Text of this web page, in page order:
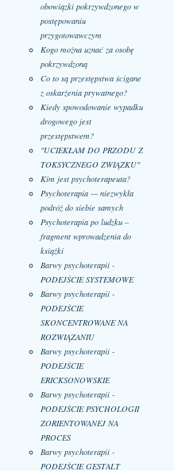
obowiązki pokrzywdzonego w
postępowaniu
przygotowawczym
Kogo można uznać za osobę
pokrzywdzoną
Co to są przestępstwa ścigane
z oskarżenia prywatnego?
Kiedy spowodowanie wypadku
drogowego jest
przestępstwem?
"UCIEKŁAM DO PRZODU Z
TOKSYCZNEGO ZWIĄZKU"
Kim jest psychoterapeuta?
Psychoterapia — niezwykła
podróż do siebie samych
Psychoterapia po ludzku –
fragment wprowadzenia do
książki
Barwy psychoterapii -
PODEJŚCIE SYSTEMOWE
Barwy psychoterapii -
PODEJŚCIE
SKONCENTROWANE NA
ROZWIĄZANIU
Barwy psychoterapii -
PODEJŚCIE
ERICKSONOWSKIE
Barwy psychoterapii -
PODEJŚCIE PSYCHOLOGII
ZORIENTOWANEJ NA
PROCES
Barwy psychoterapii -
PODEJŚCIE GESTALT